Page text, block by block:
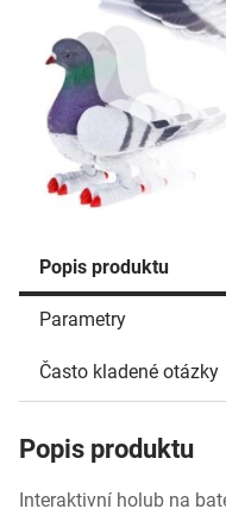
Popis produktu
Parametry
Často kladené otázky
Popis produktu
Interaktivní holub na